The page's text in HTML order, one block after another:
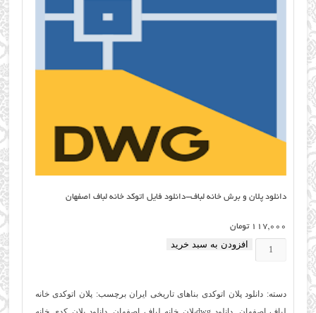
دانلود پلان و برش خانه لباف-دانلود فایل اتوکد خانه لباف اصفهان
117,000 تومان
دانلود
برش
افزودن به سبد خرید
دسته: دانلود پلان اتوکدی بناهای تاریخی ایران برچسب: پلان اتوکدی خانه